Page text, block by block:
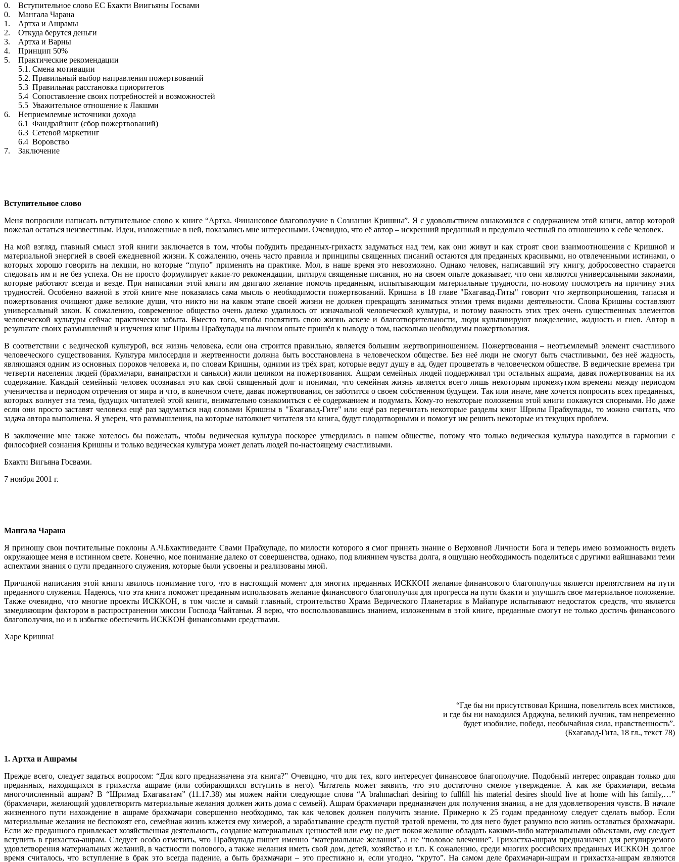
0. Вступительное слово ЕС Бхакти Виигьяны Госвами
0. Мангала Чарана
1. Артха и Ашрамы
2. Откуда берутся деньги
3. Артха и Варны
4. Принцип 50%
5. Практические рекомендации
5.1. Смена мотивации
5.2. Правильный выбор направления пожертвований
5.3 Правильная расстановка приоритетов
5.4 Сопоставление своих потребностей и возможностей
5.5 Уважительное отношение к Лакшми
6. Неприемлемые источники дохода
6.1 Фандрайзинг (сбор пожертвований)
6.3 Сетевой маркетинг
6.4 Воровство
7. Заключение
Вступительное слово
Меня попросили написать вступительное слово к книге “Артха. Финансовое благополучие в Сознании Кришны”. Я с удовольствием ознакомился с содержанием этой книги, автор которой
пожелал остаться неизвестным. Идеи, изложенные в ней, показались мне интересными. Очевидно, что её автор – искренний преданный и предельно честный по отношению к себе человек.
На мой взгляд, главный смысл этой книги заключается в том, чтобы побудить преданных-грихастх задуматься над тем, как они живут и как строят свои взаимоотношения с Кришной и
материальной энергией в своей ежедневной жизни. К сожалению, очень часто правила и принципы священных писаний остаются для преданных красивыми, но отвлеченными истинами, о
которых хорошо говорить на лекции, но которые “глупо” применять на практике. Мол, в наше время это невозможно. Однако человек, написавший эту книгу, добросовестно старается
следовать им и не без успеха. Он не просто формулирует какие-то рекомендации, цитируя священные писания, но на своем опыте доказывает, что они являются универсальными законами,
которые работают всегда и везде. При написании этой книги им двигало желание помочь преданным, испытывающим материальные трудности, по-новому посмотреть на причину этих
трудностей. Особенно важной в этой книге мне показалась сама мысль о необходимости пожертвований. Кришна в 18 главе "Бхагавад-Гиты" говорит что жертвоприношения, тапасья и
пожертвования очищают даже великие души, что никто ни на каком этапе своей жизни не должен прекращать заниматься этими тремя видами деятельности. Слова Кришны составляют
универсальный закон. К сожалению, современное общество очень далеко удалилось от изначальной человеческой культуры, и потому важность этих трех очень существенных элементов
человеческой культуры сейчас практически забыта. Вместо того, чтобы посвятить свою жизнь аскезе и благотворительности, люди культивируют вожделение, жадность и гнев. Автор в
результате своих размышлений и изучения книг Шрилы Прабхупады на личном опыте пришёл к выводу о том, насколько необходимы пожертвования.
В соответствии с ведической культурой, вся жизнь человека, если она строится правильно, является большим жертвоприношением. Пожертвования – неотъемлемый элемент счастливого
человеческого существования. Культура милосердия и жертвенности должна быть восстановлена в человеческом обществе. Без неё люди не смогут быть счастливыми, без неё жадность,
являющаяся одним из основных пороков человека и, по словам Кришны, одними из трёх врат, которые ведут душу в ад, будет процветать в человеческом обществе. В ведические времена три
четверти населения людей (брахмачари, ванапрастхи и саньяси) жили целиком на пожертвования. Ашрам семейных людей поддерживал три остальных ашрама, давая пожертвования на их
содержание. Каждый семейный человек осознавал это как свой священный долг и понимал, что семейная жизнь является всего лишь некоторым промежутком времени между периодом
ученичества и периодом отречения от мира и что, в конечном счете, давая пожертвования, он заботится о своем собственном будущем. Так или иначе, мне хочется попросить всех преданных,
которых волнует эта тема, будущих читателей этой книги, внимательно ознакомиться с её содержанием и подумать. Кому-то некоторые положения этой книги покажутся спорными. Но даже
если они просто заставят человека ещё раз задуматься над словами Кришны в "Бхагавад-Гите" или ещё раз перечитать некоторые разделы книг Шрилы Прабхупады, то можно считать, что
задача автора выполнена. Я уверен, что размышления, на которые натолкнет читателя эта книга, будут плодотворными и помогут им решить некоторые из текущих проблем.
В заключение мне также хотелось бы пожелать, чтобы ведическая культура поскорее утвердилась в нашем обществе, потому что только ведическая культура находится в гармонии с
философией сознания Кришны и только ведическая культура может делать людей по-настоящему счастливыми.
Бхакти Вигьяна Госвами.
7 ноября 2001 г.
Мангала Чарана
Я приношу свои почтительные поклоны А.Ч.Бхактиведанте Свами Прабхупаде, по милости которого я смог принять знание о Верховной Личности Бога и теперь имею возможность видеть
окружающее меня в истинном свете. Конечно, мое понимание далеко от совершенства, однако, под влиянием чувства долга, я ощущаю необходимость поделиться с другими вайшнавами теми
аспектами знания о пути преданного служения, которые были усвоены и реализованы мной.
Причиной написания этой книги явилось понимание того, что в настоящий момент для многих преданных ИСККОН желание финансового благополучия является препятствием на пути
преданного служения. Надеюсь, что эта книга поможет преданным использовать желание финансового благополучия для прогресса на пути бхакти и улучшить свое материальное положение.
Также очевидно, что многие проекты ИСККОН, в том числе и самый главный, строительство Храма Ведического Планетария в Майапуре испытывают недостаток средств, что является
замедляющим фактором в распространении миссии Господа Чайтаньи. Я верю, что воспользовавшись знанием, изложенным в этой книге, преданные смогут не только достичь финансового
благополучия, но и в избытке обеспечить ИСККОН финансовыми средствами.
Харе Кришна!
“Где бы ни присутствовал Кришна, повелитель всех мистиков,
и где бы ни находился Арджуна, великий лучник, там непременно
будет изобилие, победа, необычайная сила, нравственность”.
(Бхагавад-Гита, 18 гл., текст 78)
1. Артха и Ашрамы
Прежде всего, следует задаться вопросом: “Для кого предназначена эта книга?” Очевидно, что для тех, кого интересует финансовое благополучие. Подобный интерес оправдан только для
преданных, находящихся в грихастха ашраме (или собирающихся вступить в него). Читатель может заявить, что это достаточно смелое утверждение. А как же брахмачари, весьма
многочисленный ашрам? В “Шримад Бхагаватам” (11.17.38) мы можем найти следующие слова “A brahmachari desiring to fullfill his material desires should live at home with his family,…”
(брахмачари, желающий удовлетворить материальные желания должен жить дома с семьей). Ашрам брахмачари предназначен для получения знания, а не для удовлетворения чувств. В начале
жизненного пути нахождение в ашраме брахмачари совершенно необходимо, так как человек должен получить знание. Примерно к 25 годам преданному следует сделать выбор. Если
материальные желания не беспокоят его, семейная жизнь кажется ему химерой, а зарабатывание средств пустой тратой времени, то для него будет разумно всю жизнь оставаться брахмачари.
Если же преданного привлекает хозяйственная деятельность, создание материальных ценностей или ему не дает покоя желание обладать какими-либо материальными объектами, ему следует
вступить в грихастха-ашрам. Следует особо отметить, что Прабхупада пишет именно “материальные желания”, а не “половое влечение”. Грихастха-ашрам предназначен для регулируемого
удовлетворения материальных желаний, в частности полового, а также желания иметь свой дом, детей, хозяйство и т.п. К сожалению, среди многих российских преданных ИСККОН долгое
время считалось, что вступление в брак это всегда падение, а быть брахмачари – это престижно и, если угодно, “круто”. На самом деле брахмачари-ашрам и грихастха-ашрам являются